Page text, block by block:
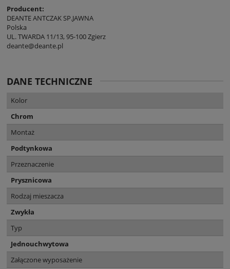
Producent:
DEANTE ANTCZAK SP.JAWNA
Polska
UL. TWARDA 11/13, 95-100 Zgierz
deante@deante.pl
DANE TECHNICZNE
Kolor
Chrom
Montaż
Podtynkowa
Przeznaczenie
Prysznicowa
Rodzaj mieszacza
Zwykła
Typ
Jednouchwytowa
Załączone wyposażenie